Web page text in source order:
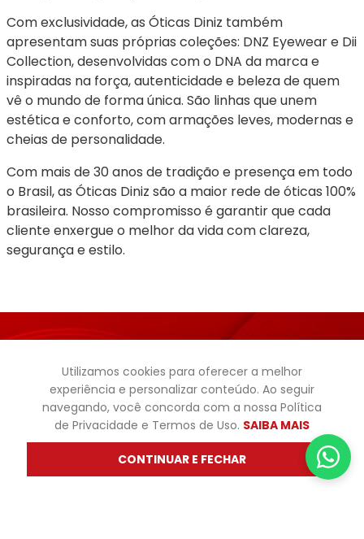
Com exclusividade, as Óticas Diniz também
apresentam suas próprias coleções: DNZ Eyewear e Dii
Collection, desenvolvidas com o DNA da marca e
inspiradas na força, autenticidade e beleza de quem
vê o mundo de forma única. São linhas que unem
estética e conforto, com armações leves, modernas e
cheias de personalidade.
Com mais de 30 anos de tradição e presença em todo
o Brasil, as Óticas Diniz são a maior rede de óticas 100%
brasileira. Nosso compromisso é garantir que cada
cliente enxergue o melhor da vida com clareza,
segurança e estilo.
diretamente no seu e-mail
Informe seu nome
Informe seu email
Utilizamos cookies para oferecer a melhor
experiência e personalizar conteúdo. Ao seguir
navegando, você concorda com a nossa Política
de Privacidade e Termos de Uso. SAIBA MAIS
CONTINUAR E FECHAR